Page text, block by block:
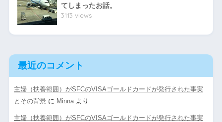
てしまったお話。
3113 views
最近のコメント
主婦（扶養範囲）がSFCのVISAゴールドカードが発行された事実
とその背景に Minnaより
主婦（扶養範囲）がSFCのVISAゴールドカードが発行された事実